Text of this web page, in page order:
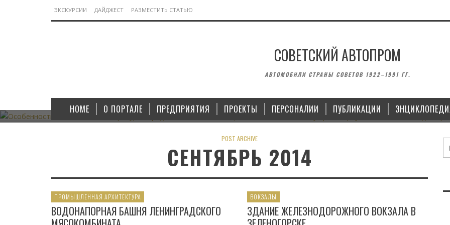
ЭКСКУРСИИ ДАЙДЖЕСТ РАЗМЕСТИТЬ СТАТЬЮ
СОВЕТСКИЙ АВТОПРОМ
АВТОМОБИЛИ СТРАНЫ СОВЕТОВ 1922–1991 ГГ.
HOME О ПОРТАЛЕ ПРЕДПРИЯТИЯ ПРОЕКТЫ ПЕРСОНАЛИИ ПУБЛИКАЦИИ
АВТОМОБИЛЬНОМУ ТРАНСПОРТУ
06.11.2023
POST ARCHIVE
СЕНТЯБРЬ 2014
ПРОМЫШЛЕННАЯ АРХИТЕКТУРА
ВОДОНАПОРНАЯ БАШНЯ ЛЕНИНГРАДСКОГО
ВОКЗАЛЫ
ЗДАНИЕ ЖЕЛЕЗНОДОРОЖНОГО ВОКЗАЛА В